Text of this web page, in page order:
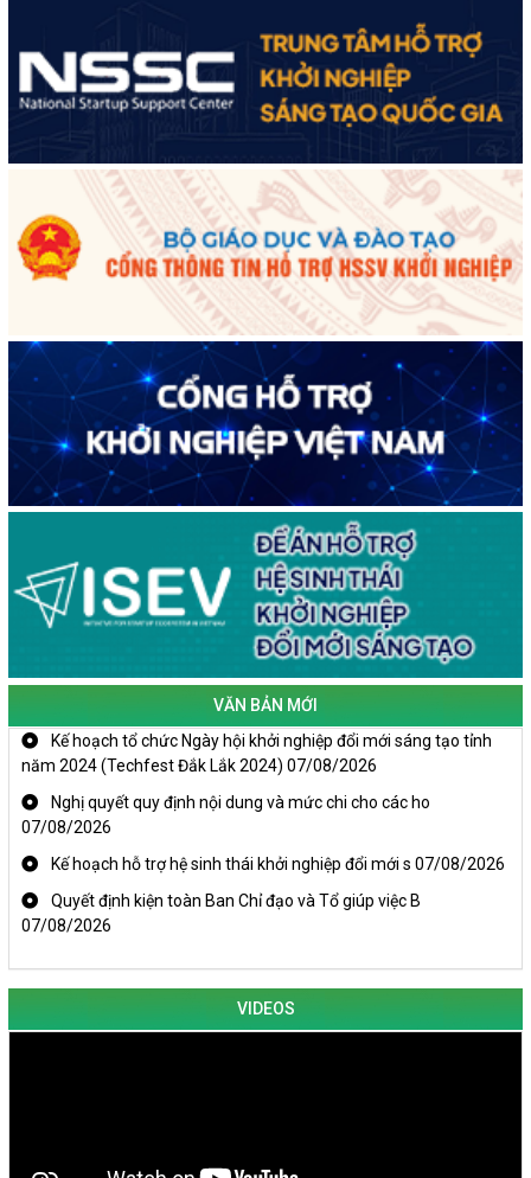
Cuộc thi trực tuyến tìm hiểu “50 năm Chiến thắng Buôn Ma
Thuột, giải phóng tỉnh Đắk Lắk (10/3/1975 - 10/3/2025)"
VĂN BẢN MỚI
Kế hoạch tổ chức Ngày hội khởi nghiệp đổi mới sáng tạo tỉnh
năm 2024 (Techfest Đắk Lắk 2024) 07/08/2026
Nghị quyết quy định nội dung và mức chi cho các ho
07/08/2026
Kế hoạch hỗ trợ hệ sinh thái khởi nghiệp đổi mới s 07/08/2026
Quyết định kiện toàn Ban Chỉ đạo và Tổ giúp việc B
07/08/2026
VIDEOS
TRAILER TECHFEST DAKLAK 2024 OK1
Đắk Lắk - Tiềm năng và cơ hội đầu tư ngày
THANH NIÊN KHỞI NGHIỆP THÀNH CÔNG TỪ MÔ HÌNH KINH TẾ
PHÁT HUY VAI TRÒ CỦA PHỤ NỮ TRONG SÁNG TẠO KHỞI
NGHIỆP, PHÁT TRIỂN KINH TẾ
Doanh nghiệp tp Buôn Ma Thuột tăng cường kết nối với doanh
HUYỆN KRÔNG PẮC